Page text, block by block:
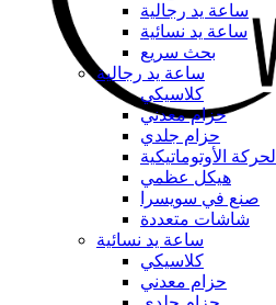
ساعة يد رجالية
ساعة يد نسائية
بحث سريع
ساعة يد رجالية
كلاسيكي
حزام معدني
حزام جلدي
الحركة الأوتوماتيكية
هيكل عظمي
صنع في سويسرا
شاشات متعددة
ساعة يد نسائية
كلاسيكي
حزام معدني